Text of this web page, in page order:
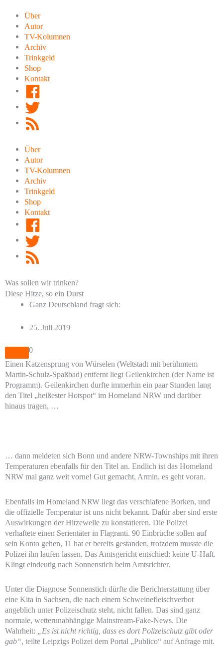
Inhalt
springen
Über
Autor
TV-Kolumnen
Archiv
Trinkgeld
Shop
Kontakt
Über
Autor
TV-Kolumnen
Archiv
Trinkgeld
Shop
Kontakt
Was sollen wir trinken?
Diese Hitze, so ein Durst
Ganz Deutschland fragt sich:
25. Juli 2019
0
Einen Katzensprung von Würselen (Weltstadt mit berühmtem
Martin-Schulz-Spaßbad) entfernt liegt Geilenkirchen (der Name ist
Programm). Geilenkirchen durfte immerhin ein paar Stunden lang
den Titel „heißester Hotspot“ im Homeland NRW und darüber
hinaus tragen, …
… dann meldeten sich Bonn und andere NRW-Townships mit ihren
Temperaturen ebenfalls für den Titel an. Endlich ist das Homeland
NRW mal ganz weit vorne! Gut gemacht, Armin, es geht voran.
Ebenfalls im Homeland NRW liegt das verschlafene Borken, und
die offizielle Temperatur ist uns nicht bekannt. Dafür aber sind erste
Auswirkungen der Hitzewelle zu konstatieren. Die Polizei
verhaftete einen Serientäter in Flagranti. 90 Einbrüche sollen auf
sein Konto gehen, 11 hat er bereits gestanden, trotzdem musste die
Polizei ihn laufen lassen. Das Amtsgericht entschied: keine U-Haft.
Klingt eindeutig nach Sonnenstich beim Amtsrichter.
Unter die Diagnose Sonnenstich dürfte die Berichterstattung über
eine Kita in Sachsen, die nach einem Schweinefleischverbot
angeblich unter Polizeischutz steht, nicht fallen. Das sind ganz
normale, wetterunabhängige Mainstream-Fake-News. Die
Wahrheit: „Es ist nicht richtig, dass es dort Polizeischutz gibt oder
gab“, teilte Leipzigs Polizei dem Portal „Publico“ auf Anfrage mit.